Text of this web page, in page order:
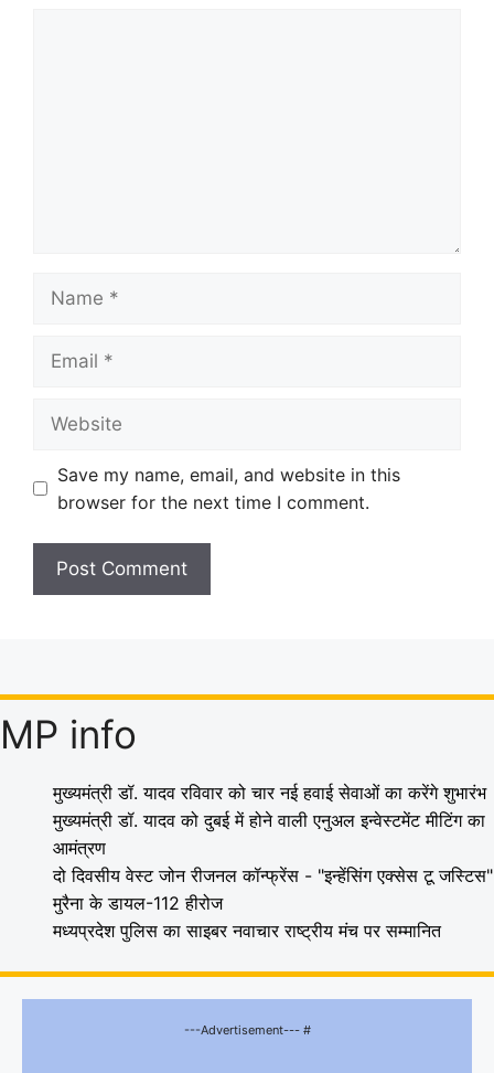
Save my name, email, and website in this
browser for the next time I comment.
MP info
मुख्यमंत्री डॉ. यादव रविवार को चार नई हवाई सेवाओं का करेंगे शुभारंभ
मुख्यमंत्री डॉ. यादव को दुबई में होने वाली एनुअल इन्वेस्टमेंट मीटिंग का
आमंत्रण
दो दिवसीय वेस्ट जोन रीजनल कॉन्फ्रेंस - "इन्हेंसिंग एक्सेस टू जस्टिस"
मुरैना के डायल-112 हीरोज
मध्यप्रदेश पुलिस का साइबर नवाचार राष्ट्रीय मंच पर सम्मानित
---Advertisement--- #